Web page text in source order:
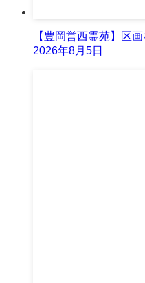
【豊岡営西霊苑】区
2026年8月5日